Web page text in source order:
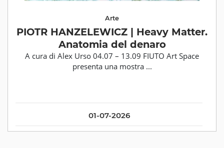
01-07-2026
Arte
PIOTR HANZELEWICZ | Heavy Matter.
Anatomia del denaro
A cura di Alex Urso 04.07 – 13.09 FIUTO Art Space
presenta una mostra ...